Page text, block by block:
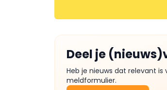
Deel je
Heb je nieuws dat relevant
meldformulier.